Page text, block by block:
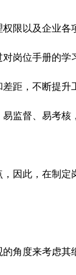
限以及企业各
岗位手册的
距，不断提升
监督、易考核
因此，在制
角度来考虑其